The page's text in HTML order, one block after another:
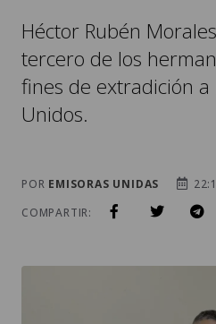
Héctor Rubén
tercero de los
fines de extradición a
Unidos.
POR EMISORAS UNIDAS
COMPARTIR: